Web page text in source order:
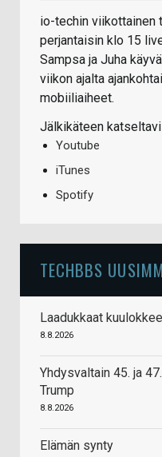
io-techin viikottainen
perjantaisin klo 15
Sampsa ja Juha
viikon ajalta
mobiiliaiheet.
Jälkikäteen
Youtube
iTunes
Spotify
TECHBBS
Laadukkaat
8.8.2026
Yhdysvaltain 45. ja
Trump
8.8.2026
Elämän synty